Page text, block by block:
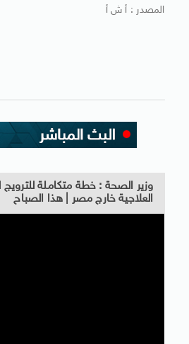
المصدر : أ ش أ
وزير الصحة : خطة متكاملة
العلاجية خارج مصر | هذا الصباح